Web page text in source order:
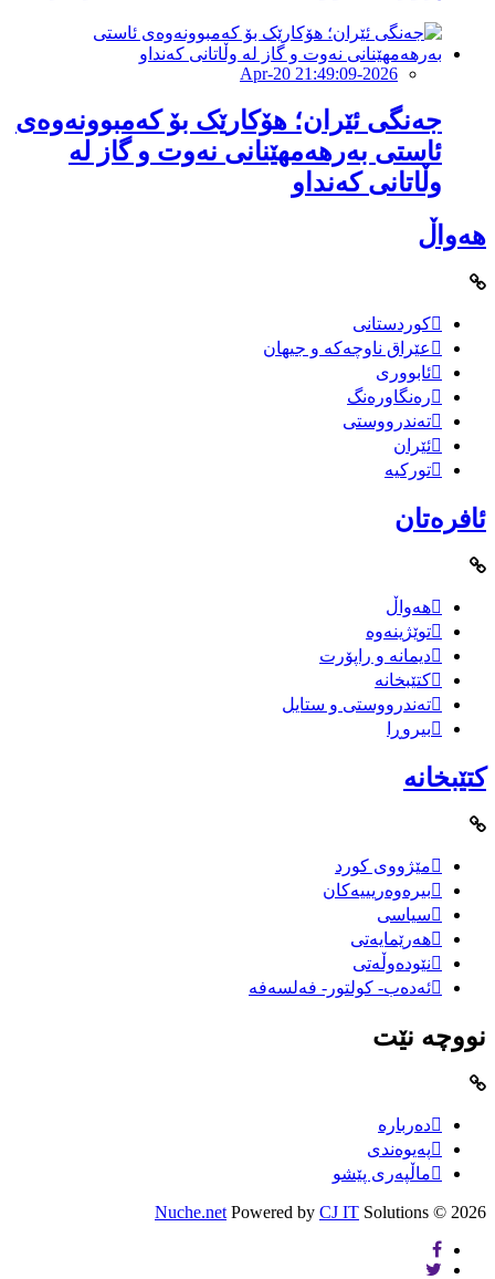
2026-Apr-20 21:49:09
جەنگی ئێران؛ هۆکارێک بۆ کەمبوونەوەی
ئاستی بەرهەمهێنانی نەوت و گاز لە
وڵاتانی کەنداو
هەواڵ
کوردستانی
عێراق ناوچەکە و جیهان
ئابووری
رەنگاورەنگ
تەندرووستی
ئێران
تورکیە
ئافرەتان
هەواڵ
توێژینەوە
دیمانە و راپۆرت
کتێبخانە
تەندرووستی و ستایل
بیروڕا
کتێبخانە
مێژووى کورد
بیرەوەریییەکان
سیاسى
هەرێمایەتی
نێودەوڵەتی
ئەدەب- کولتور- فەلسەفە
نووچە نێت
دەربارە
پەیوەندی
ماڵپەری پێشو
2026 ©
Nuche.net Powered by CJ IT Solutions